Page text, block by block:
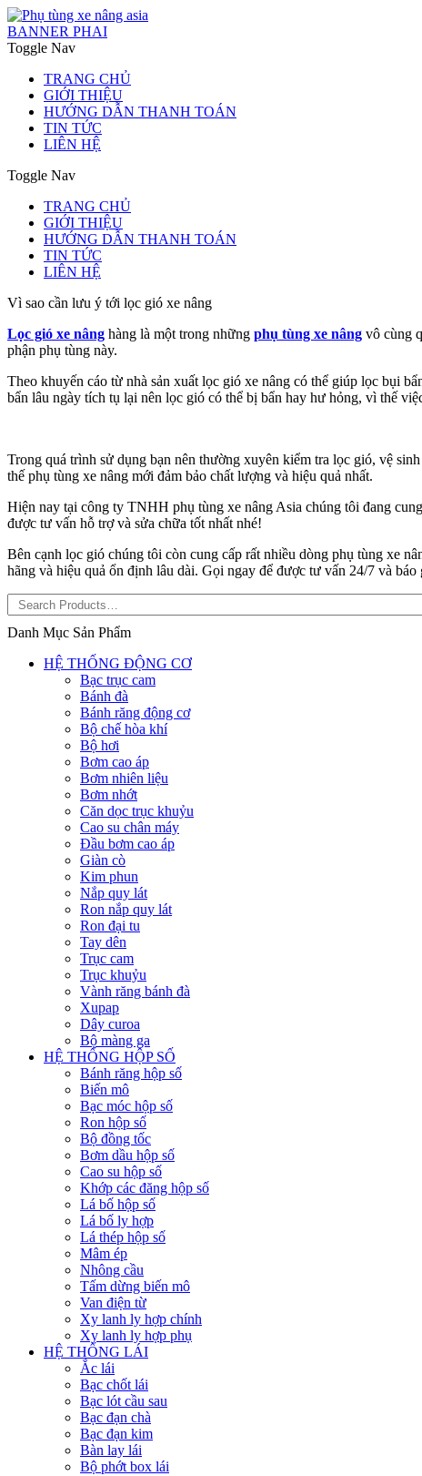
BANNER PHAI
Toggle Nav
TRANG CHỦ
GIỚI THIỆU
HƯỚNG DẪN THANH TOÁN
TIN TỨC
LIÊN HỆ
Toggle Nav
TRANG CHỦ
GIỚI THIỆU
HƯỚNG DẪN THANH TOÁN
TIN TỨC
LIÊN HỆ
Vì sao cần lưu ý tới lọc gió xe nâng
Lọc gió xe nâng hàng là một trong những phụ tùng xe nâng vô cùng
phận phụ tùng này.
Theo khuyến cáo từ nhà sản xuất lọc gió xe nâng có thể giúp lọc bụi
bẩn lâu ngày tích tụ lại nên lọc gió có thể bị bẩn hay hư hỏng, vì thế
Trong quá trình sử dụng bạn nên thường xuyên kiểm tra lọc gió, vệ
thế phụ tùng xe nâng mới đảm bảo chất lượng và hiệu quả nhất.
Hiện nay tại công ty TNHH phụ tùng xe nâng Asia chúng tôi đang
được tư vấn hỗ trợ và sửa chữa tốt nhất nhé!
Bên cạnh lọc gió chúng tôi còn cung cấp rất nhiều dòng phụ tùng xe
hãng và hiệu quả ổn định lâu dài. Gọi ngay để được tư vấn 24/7 và
Danh Mục Sản Phẩm
HỆ THỐNG ĐỘNG CƠ
Bạc trục cam
Bánh đà
Bánh răng động cơ
Bộ chế hòa khí
Bộ hơi
Bơm cao áp
Bơm nhiên liệu
Bơm nhớt
Căn dọc trục khuỷu
Cao su chân máy
Đầu bơm cao áp
Giàn cò
Kim phun
Nắp quy lát
Ron nắp quy lát
Ron đại tu
Tay dên
Trục cam
Trục khuỷu
Vành răng bánh đà
Xupap
Dây curoa
Bộ màng ga
HỆ THỐNG HỘP SỐ
Bánh răng hộp số
Biến mô
Bạc móc hộp số
Ron hộp số
Bộ đồng tốc
Bơm dầu hộp số
Cao su hộp số
Khớp các đăng hộp số
Lá bố hộp số
Lá bố ly hợp
Lá thép hộp số
Mâm ép
Nhông cầu
Tấm dừng biến mô
Van điện từ
Xy lanh ly hợp chính
Xy lanh ly hợp phụ
HỆ THỐNG LÁI
Ắc lái
Bạc chốt lái
Bạc lót cầu sau
Bạc đạn chà
Bạc đạn kim
Bàn lay lái
Bộ phớt box lái